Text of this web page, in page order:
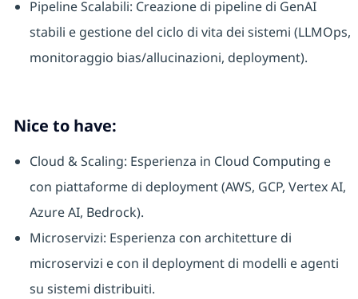
Pipeline Scalabili: Creazione di pipeline di GenAI
stabili e gestione del ciclo di vita dei sistemi (LLMOps,
monitoraggio bias/allucinazioni, deployment).
Nice to have:
Cloud & Scaling: Esperienza in Cloud Computing e
con piattaforme di deployment (AWS, GCP, Vertex AI,
Azure AI, Bedrock).
Microservizi: Esperienza con architetture di
microservizi e con il deployment di modelli e agenti
su sistemi distribuiti.